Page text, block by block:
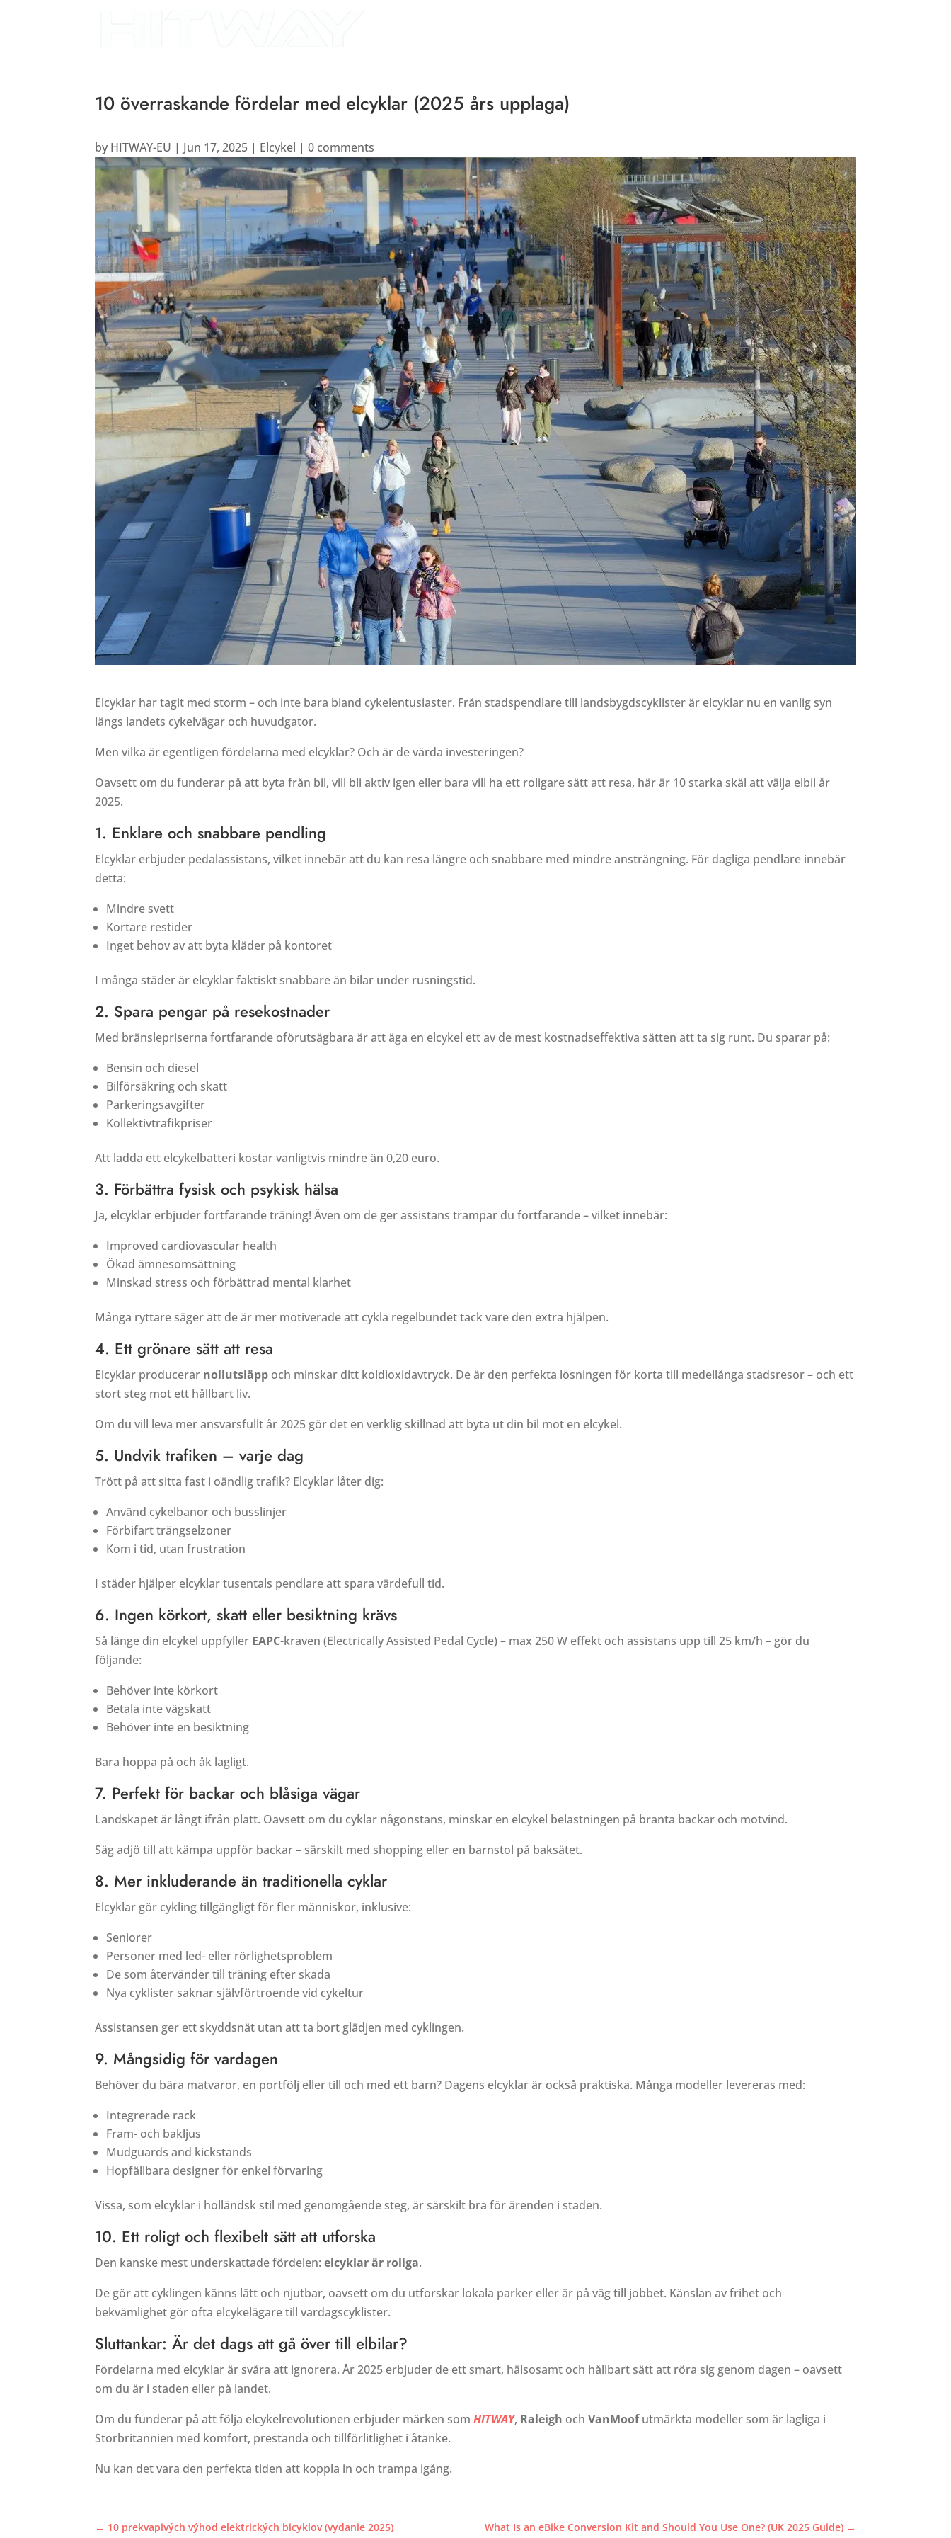
10 överraskande fördelar med elcyklar (2025 års upplaga)
by HITWAY-EU | Jun 17, 2025 | Elcykel |0 comments
Elcyklar har tagit med storm – och inte bara bland cykelentusiaster. Från stadspendlare till landsbygdscyklister är elcyklar nu en vanlig syn
längs landets cykelvägar och huvudgator.
Men vilka är egentligen fördelarna med elcyklar? Och är de värda investeringen?
Oavsett om du funderar på att byta från bil, vill bli aktiv igen eller bara vill ha ett roligare sätt att resa, här är 10 starka skäl att välja elbil år
2025.
1. Enklare och snabbare pendling
Elcyklar erbjuder pedalassistans, vilket innebär att du kan resa längre och snabbare med mindre ansträngning. För dagliga pendlare innebär
detta:
Mindre svett
Kortare restider
Inget behov av att byta kläder på kontoret
I många städer är elcyklar faktiskt snabbare än bilar under rusningstid.
2. Spara pengar på resekostnader
Med bränslepriserna fortfarande oförutsägbara är att äga en elcykel ett av de mest kostnadseffektiva sätten att ta sig runt. Du sparar på:
Bensin och diesel
Bilförsäkring och skatt
Parkeringsavgifter
Kollektivtrafikpriser
Att ladda ett elcykelbatteri kostar vanligtvis mindre än 0,20 euro.
3. Förbättra fysisk och psykisk hälsa
Ja, elcyklar erbjuder fortfarande träning! Även om de ger assistans trampar du fortfarande – vilket innebär:
Improved cardiovascular health
Ökad ämnesomsättning
Minskad stress och förbättrad mental klarhet
Många ryttare säger att de är mer motiverade att cykla regelbundet tack vare den extra hjälpen.
4. Ett grönare sätt att resa
Elcyklar producerar nollutsläpp och minskar ditt koldioxidavtryck. De är den perfekta lösningen för korta till medellånga stadsresor – och ett
stort steg mot ett hållbart liv.
Om du vill leva mer ansvarsfullt år 2025 gör det en verklig skillnad att byta ut din bil mot en elcykel.
5. Undvik trafiken – varje dag
Trött på att sitta fast i oändlig trafik? Elcyklar låter dig:
Använd cykelbanor och busslinjer
Förbifart trängselzoner
Kom i tid, utan frustration
I städer hjälper elcyklar tusentals pendlare att spara värdefull tid.
6. Ingen körkort, skatt eller besiktning krävs
Så länge din elcykel uppfyller EAPC-kraven (Electrically Assisted Pedal Cycle) – max 250 W effekt och assistans upp till 25 km/h – gör du
följande:
Behöver inte körkort
Betala inte vägskatt
Behöver inte en besiktning
Bara hoppa på och åk lagligt.
7. Perfekt för backar och blåsiga vägar
Landskapet är långt ifrån platt. Oavsett om du cyklar någonstans, minskar en elcykel belastningen på branta backar och motvind.
Säg adjö till att kämpa uppför backar – särskilt med shopping eller en barnstol på baksätet.
8. Mer inkluderande än traditionella cyklar
Elcyklar gör cykling tillgängligt för fler människor, inklusive:
Seniorer
Personer med led- eller rörlighetsproblem
De som återvänder till träning efter skada
Nya cyklister saknar självförtroende vid cykeltur
Assistansen ger ett skyddsnät utan att ta bort glädjen med cyklingen.
9. Mångsidig för vardagen
Behöver du bära matvaror, en portfölj eller till och med ett barn? Dagens elcyklar är också praktiska. Många modeller levereras med:
Integrerade rack
Fram- och bakljus
Mudguards and kickstands
Hopfällbara designer för enkel förvaring
Vissa, som elcyklar i holländsk stil med genomgående steg, är särskilt bra för ärenden i staden.
10. Ett roligt och flexibelt sätt att utforska
Den kanske mest underskattade fördelen:elcyklar är roliga.
De gör att cyklingen känns lätt och njutbar, oavsett om du utforskar lokala parker eller är på väg till jobbet. Känslan av frihet och
bekvämlighet gör ofta elcykelägare till vardagscyklister.
Sluttankar: Är det dags att gå över till elbilar?
Fördelarna med elcyklar är svåra att ignorera. År 2025 erbjuder de ett smart, hälsosamt och hållbart sätt att röra sig genom dagen – oavsett
om du är i staden eller på landet.
Om du funderar på att följa elcykelrevolutionen erbjuder märken somHITWAY, Raleigh ochVanMoofutmärkta modeller som är lagliga i
Storbritannien med komfort, prestanda och tillförlitlighet i åtanke.
Nu kan det vara den perfekta tiden att koppla in och trampa igång.
← 10 prekvapivých výhod elektrických bicyklov (vydanie 2025) What Is an eBike Conversion Kit and Should You Use One? (UK 2025 Guide)→